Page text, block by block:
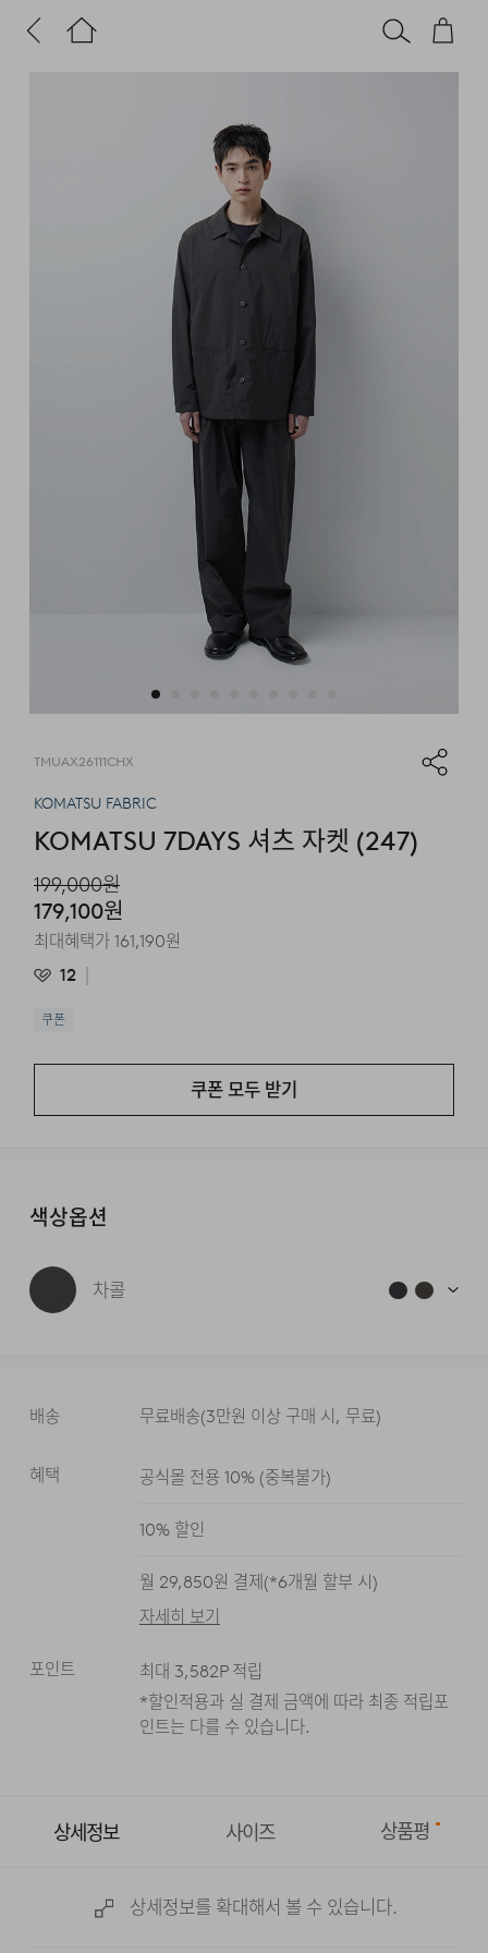
TMUAX26111CHX
KOMATSU FABRIC
KOMATSU 7DAYS 셔츠 자켓 (247)
179,100원
199,000원
최대혜택가161,190원
12
쿠폰
쿠폰 모두 받기
색상옵션
차콜
블랙
배송 무료배송(3만원 이상 구매 시, 무료)
혜택 공식몰 전용 10%(중복불가)
10% 할인
월 29,850원 결제(*6개월 할부 시)
자세히 보기
포인트 최대 3,582P 적립
*할인적용과 실 결제 금액에 따라 최종 적립포
인트는 다를 수 있습니다.
상세정보 사이즈 상품평
상세정보를 확대해서 볼 수 있습니다.